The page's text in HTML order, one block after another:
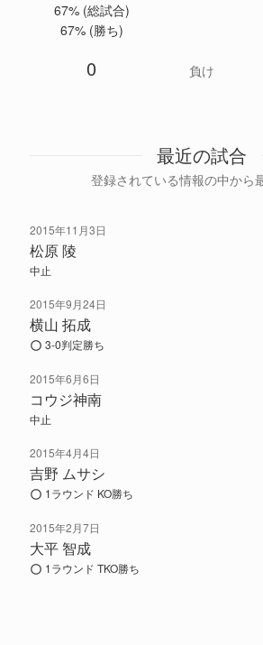
67% (総試合)
67% (勝ち)
0 負け
最近の試合
登録されている情報の中から
2015年11月3日
松原 陵
中止
2015年9月24日
横山 拓成
3-0判定勝ち
2015年6月6日
コウジ神南
中止
2015年4月4日
吉野 ムサシ
1ラウンド KO勝ち
2015年2月7日
大平 智成
1ラウンド TKO勝ち